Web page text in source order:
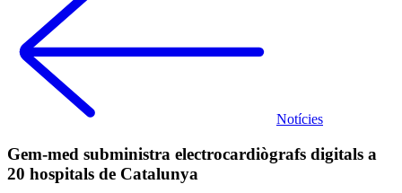
Notícies
Gem-med subministra electrocardiògrafs digitals a
20 hospitals de Catalunya